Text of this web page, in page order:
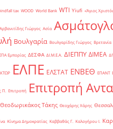
tax WOOD World Bank WTI Yiufi «Άγιος
Αρβανιτίδης Γιώργος Ασία
Βουλγαρία Βουλγαρίδης Γιώργος Βρετανία
Εμπορίας ΔΕΣΦΑ ΔΙ.Μ.Ε.Α. ΔΙΕΠΠΥ ΔΙΜΕΑ
ΕΛΠΕ ΕΛΣΤΑΤ ΕΝΒΕΘ ΕΠΑΝΤ
Π. Επιτροπή Επιτροπή
Θεοδωρικάκος Τάκης Θεοχάρης Χάρης
Κίνημα Δημοκρατίας Καββαθάς Γ. Καλογήρου Ι.